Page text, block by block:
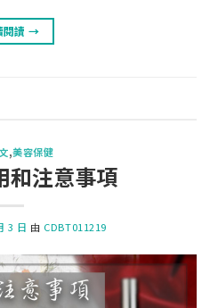
閱讀→
,美容保健
和注意事項
3 日 由 CDBT011219